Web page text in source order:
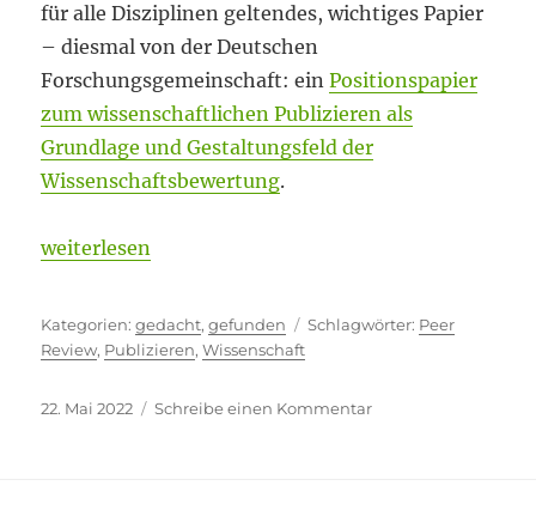
für alle Disziplinen geltendes, wichtiges Papier
– diesmal von der Deutschen
Forschungsgemeinschaft: einPositionspapier
zum wissenschaftlichen Publizieren als
Grundlage und Gestaltungsfeld der
Wissenschaftsbewertung.
„Publikationspraktiken im
weiterlesen
Kategorien
gedacht,gefunden Schlagwörter
Peer
Review, Publizieren,Wissenschaft
Veröffentlicht
22. Mai 2022 Schreibe einen Kommentarzu